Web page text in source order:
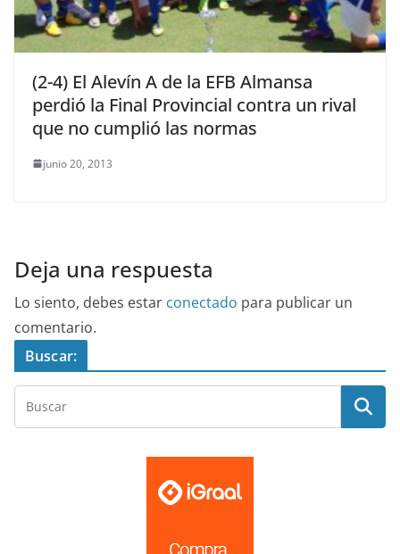
(2-4) El Alevín A de la EFB Almansa
perdió la Final Provincial contra un rival
que no cumplió las normas
junio 20, 2013
Deja una respuesta
Lo siento, debes estar conectado para publicar un
comentario.
Buscar: